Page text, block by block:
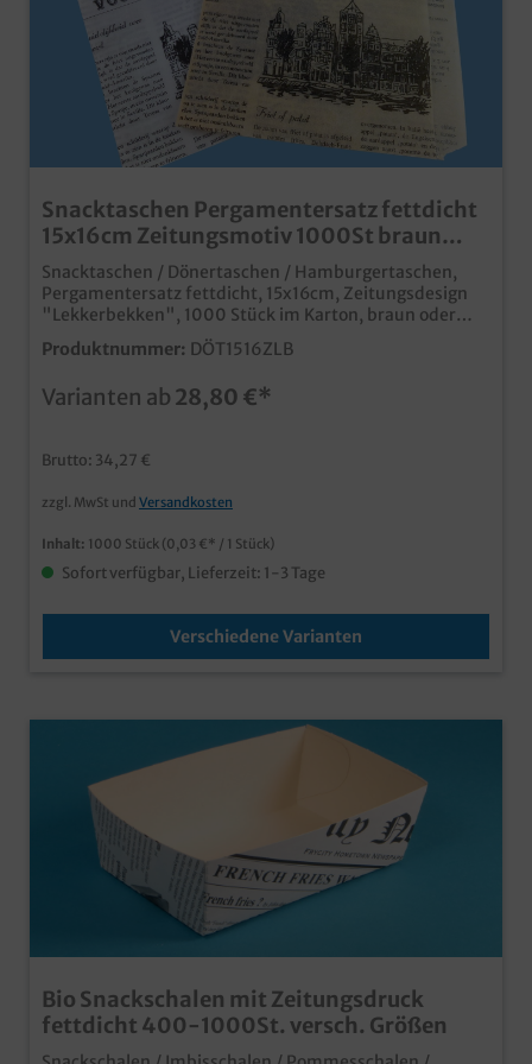
Snacktaschen Pergamentersatz fettdicht
15x16cm Zeitungsmotiv 1000St braun
oder weiß
Snacktaschen / Dönertaschen / Hamburgertaschen,
Pergamentersatz fettdicht, 15x16cm, Zeitungsdesign
"Lekkerbekken", 1000 Stück im Karton, braun oder
weiß zur Auswahl praktische Snacktaschen aus
fettdichten Pergamentersatz moderne Optik im
Außerhausverkauf fett- und feuchtigkeitsabweisend
Unternehmensdesign, und das bereits ab 50.000
Produktnummer: DÖT1516ZLB
Varianten ab 28,80 €*
Brutto: 34,27 €
zzgl. MwSt und Versandkosten
Inhalt: 1000 Stück (0,03 €* / 1 Stück)
Sofort verfügbar, Lieferzeit: 1-3 Tage
Verschiedene Varianten
Bio Snackschalen mit Zeitungsdruck
fettdicht 400-1000St. versch. Größen